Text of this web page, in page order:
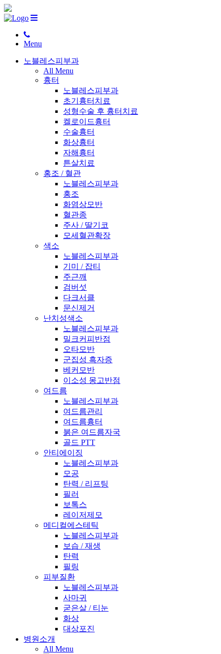
Menu
노블레스피부과
All Menu
흉터
노블레스피부과
초기흉터치료
성형수술 후 흉터치료
켈로이드흉터
수술흉터
화상흉터
자해흉터
튼살치료
홍조 / 혈관
노블레스피부과
홍조
화염상모반
혈관종
주사 / 딸기코
모세혈관확장
색소
노블레스피부과
기미 / 잡티
주근깨
검버섯
다크서클
문신제거
난치성색소
노블레스피부과
밀크커피반점
오타모반
군집성 흑자증
베커모반
이소성 몽고반점
여드름
노블레스피부과
여드름관리
여드름흉터
붉은 여드름자국
골드 PTT
안티에이징
노블레스피부과
모공
탄력 / 리프팅
필러
보톡스
레이저제모
메디컬에스테틱
노블레스피부과
보습 / 재생
탄력
필링
피부질환
노블레스피부과
사마귀
굳은살 / 티눈
화상
대상포진
병원소개
All Menu